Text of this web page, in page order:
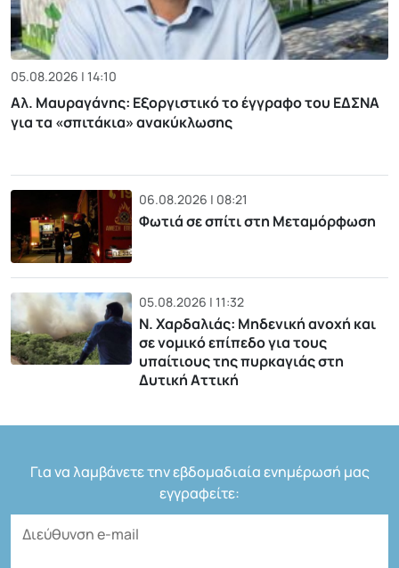
05.08.2026 | 14:10
Αλ. Μαυραγάνης: Εξοργιστικό το έγγραφο του ΕΔΣΝΑ
για τα «σπιτάκια» ανακύκλωσης
06.08.2026 | 08:21
Φωτιά σε σπίτι στη Μεταμόρφωση
05.08.2026 | 11:32
Ν. Χαρδαλιάς: Μηδενική ανοχή και
σε νομικό επίπεδο για τους
υπαίτιους της πυρκαγιάς στη
Δυτική Αττική
Για να λαμβάνετε την εβδομαδιαία ενημέρωσή μας
εγγραφείτε: